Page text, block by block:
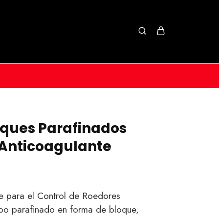
Parafinados
para el Control de Roedores
parafinado en forma de bloque,